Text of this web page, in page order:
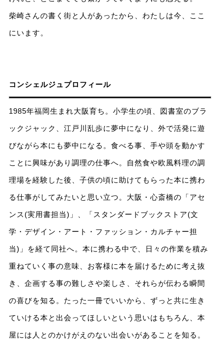
柴崎さんの書く街と人があったから、わたしは今、ここ
にいます。
コンシェルジュプロフィール
1985年福岡生まれ大阪育ち。小学生の頃、図書室のブラ
ックジャック、江戸川乱歩に夢中になり、外で活発に遊
びながら本にも夢中になる。食べる事、手や頭を動かす
ことに興味があり調理の仕事へ。自然食や欧風料理の調
理場を経験した後、子供の頃に助けてもらった本に携わ
る仕事がしてみたいと思い立つ。大阪・心斎橋の「アセ
ンス(実用書担当)」、「スタンダードブックストア(文
学・デザイン・アート・ファッション・カルチャー担
当)」を経て同社へ。本に携わる中で、日々の作業を積み
重ねていく事の意味、お客様に本を届けるために考え抜
き、企画する事の難しさや楽しさ、それらが伝わる瞬間
の喜びを知る。たった一冊でいいから、ずっと共に生き
ていける本と出会ってほしいという思いはもちろん、本
屋には人とのかけがえのない出会いがあることを知る。